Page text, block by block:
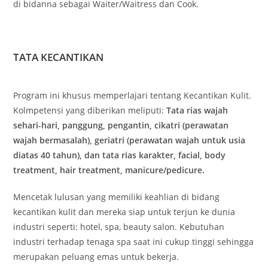
di bidanna sebagai Waiter/Waitress dan Cook.
TATA KECANTIKAN
Program ini khusus memperlajari tentang Kecantikan Kulit.
Kolmpetensi yang diberikan meliputi:Tata rias wajah
sehari-hari, panggung, pengantin, cikatri (perawatan
wajah bermasalah), geriatri (perawatan wajah untuk usia
diatas 40 tahun), dan tata rias karakter, facial, body
treatment, hair treatment, manicure/pedicure.
Mencetak lulusan yang memiliki keahlian di bidang
kecantikan kulit dan mereka siap untuk terjun ke dunia
industri seperti: hotel, spa, beauty salon. Kebutuhan
industri terhadap tenaga spa saat ini cukup tinggi sehingga
merupakan peluang emas untuk bekerja.